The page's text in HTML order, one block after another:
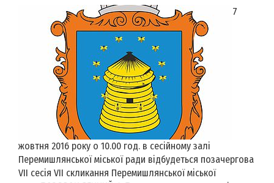
7
жовтня 2016 року о 10.00 год. в сесійному залі
Перемишлянської міської ради відбудеться позачергова
VIІ сесія VII скликання Перемишлянської міської